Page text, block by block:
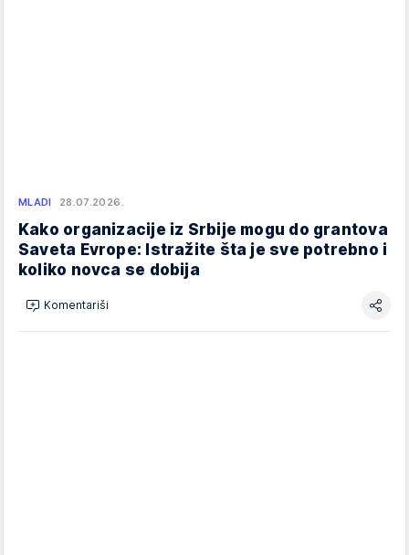
MLADI 28.07.2026.
Kako organizacije iz Srbije mogu do grantova
Saveta Evrope: Istražite šta je sve potrebno i
koliko novca se dobija
Komentariši